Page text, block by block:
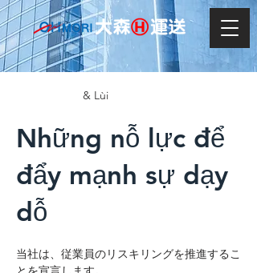
& Lùi
Những nỗ lực để
đẩy mạnh sự dạy
dỗ
当社は、従業員のリスキリングを推進するこ